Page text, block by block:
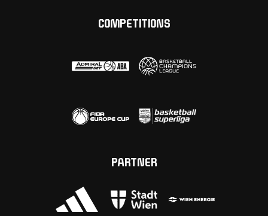
COMPETITIONS
PARTNER